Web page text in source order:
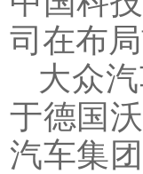
司在布
大众
于德国
汽车集